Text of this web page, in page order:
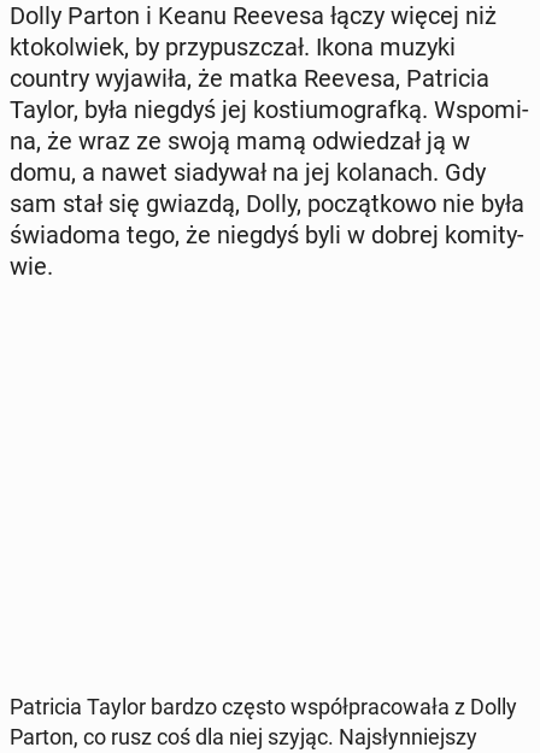
Dolly Parton i Keanu Reevesa łączy więcej niż
kto­kol­wiek, by przy­pusz­czał. Ikona muzyki
country wy­ja­wi­ła, że matka Reevesa, Pa­tri­cia
Taylor, była niegdyś jej ko­stiu­mo­graf­ką. Wspo­mi­
na, że wraz ze swoją mamą od­wie­dzał ją w
domu, a nawet sia­dy­wał na jej ko­la­nach. Gdy
sam stał się gwiazdą, Dolly, po­cząt­ko­wo nie była
świa­do­ma tego, że niegdyś byli w dobrej ko­mi­ty­
wie.
Pa­tri­cia Taylor bardzo często współ­pra­co­wa­ła z Dolly
Parton, co rusz coś dla niej szyjąc. Naj­słyn­niej­szy